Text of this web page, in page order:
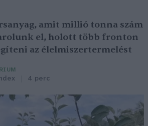
amit millió tonna szám
el, holott több fronton
az élelmiszertermelést
4 perc